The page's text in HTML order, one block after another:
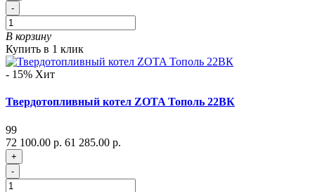
-
В корзину
Купить в 1 клик
- 15% Хит
Твердотопливный котел ZOTA Тополь 22ВК
99
72 100.00 р. 61 285.00 р.
+
-